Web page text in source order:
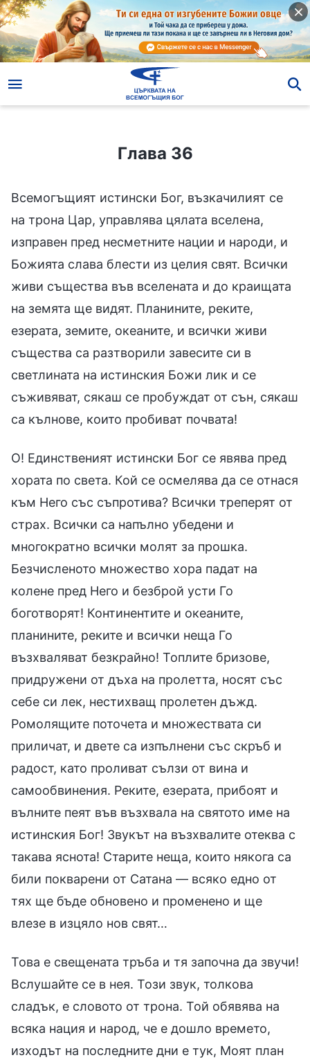
Глава 36
Всемогъщият истински Бог, възкачилият се
на трона Цар, управлява цялата вселена,
изправен пред несметните нации и народи, и
Божията слава блести из целия свят. Всички
живи същества във вселената и до краищата
на земята ще видят. Планините, реките,
езерата, земите, океаните, и всички живи
същества са разтворили завесите си в
светлината на истинския Божи лик и се
съживяват, сякаш се пробуждат от сън, сякаш
са кълнове, които пробиват почвата!
О! Единственият истински Бог се явява пред
хората по света. Кой се осмелява да се отнася
към Него със съпротива? Всички треперят от
страх. Всички са напълно убедени и
многократно всички молят за прошка.
Безчисленото множество хора падат на
колене пред Него и безброй усти Го
боготворят! Континентите и океаните,
планините, реките и всички неща Го
възхваляват безкрайно! Топлите бризове,
придружени от дъха на пролетта, носят със
себе си лек, нестихващ пролетен дъжд.
Ромолящите поточета и множествата си
приличат, и двете са изпълнени със скръб и
радост, като проливат сълзи от вина и
самообвинения. Реките, езерата, прибоят и
вълните пеят във възхвала на святото име на
истинския Бог! Звукът на възхвалите отеква с
такава яснота! Старите неща, които някога са
били покварени от Сатана — всяко едно от
тях ще бъде обновено и променено и ще
влезе в изцяло нов свят…
Това е свещената тръба и тя започна да звучи!
Вслушайте се в нея. Този звук, толкова
сладък, е словото от трона. Той обявява на
всяка нация и народ, че е дошло времето,
изходът на последните дни е тук, Моят план